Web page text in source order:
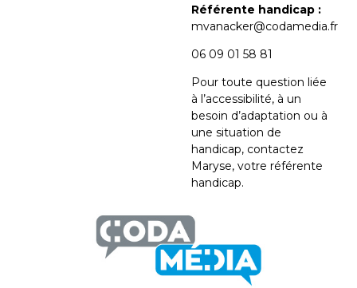
Référente handicap :
mvanacker@codamedia.fr
06 09 01 58 81​
Pour toute question liée
à l’accessibilité, à un
besoin d’adaptation ou à
une situation de
handicap, contactez
Maryse, votre référente
handicap.